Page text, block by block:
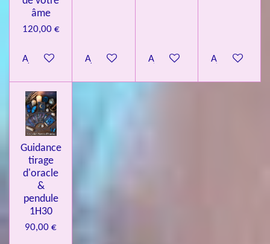
âme
120,00 €
Ajouter au panierAjouter au panierAjouter au panierAjouter au
Guidance
tirage
d'oracle
&
pendule
1H30
90,00 €